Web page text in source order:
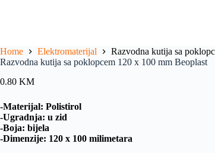
Home Elektromaterijal
Razvodna kutija sa
Razvodna kutija sa poklopcem 120 x 100 mm Beoplast
0.80 KM
-Materijal: Polistirol
-Ugradnja: u zid
-Boja: bijela
-Dimenzije: 120 x 100 milimetara